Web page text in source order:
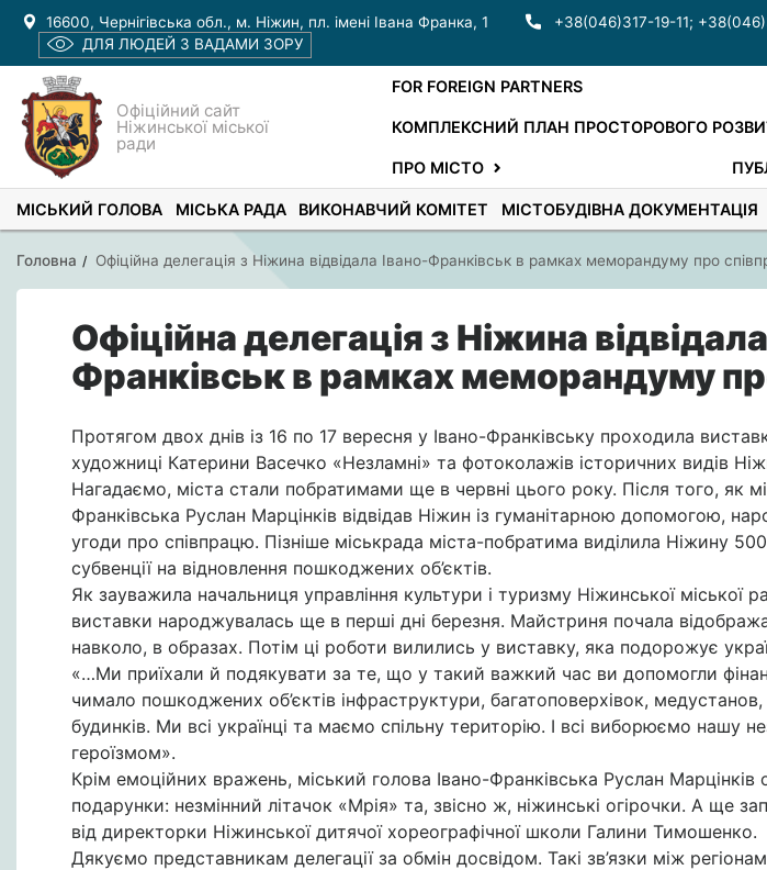
16600, Чернігівська обл., м. Ніжин, пл. імені Івана Франка, 1 +38(046)317-19-11;
ДЛЯ ЛЮДЕЙ З ВАДАМИ ЗОРУ
Офіційний сайт
Ніжинської міської
ради
FOR FOREIGN PARTNERS
КОМПЛЕКСНИЙ ПЛАН ПРОСТОРОВОГО
ПРО МІСТО
МІСЬКИЙ ГОЛОВА МІСЬКА РАДА ВИКОНАВЧИЙ КОМІТЕТ МІСТОБУДІВНА ДОКУМЕНТАЦІЯ
Головна Офіційна делегація з Ніжина відвідала Івано-Франківськ в рамках меморандуму про
Офіційна делегація з Ніжина
Франківськ в рамках меморандуму
Протягом двох днів із 16 по 17 вересня у Івано-Франківську проходила
художниці Катерини Васечко «Незламні» та фотоколажів історичних видів
Нагадаємо, міста стали побратимами ще в червні цього року. Після того, як
Франківська Руслан Марцінків відвідав Ніжин із гуманітарною допомогою,
угоди про співпрацю. Пізніше міськрада міста-побратима виділила Ніжину
субвенції на відновлення пошкоджених об’єктів.
Як зауважила начальниця управління культури і туризму Ніжинської міської
виставки народжувалась ще в перші дні березня. Майстриня почала
навколо, в образах. Потім ці роботи вилились у виставку, яка подорожує
«…Ми приїхали й подякувати за те, що у такий важкий час ви допомогли
чимало пошкоджених об’єктів інфраструктури, багатоповерхівок,
будинків. Ми всі українці та маємо спільну територію. І всі виборюємо нашу
героїзмом».
Крім емоційних вражень, міський голова Івано-Франківська Руслан
подарунки: незмінний літачок «Мрія» та, звісно ж, ніжинські огірочки. А ще
від директорки Ніжинської дитячої хореографічної школи Галини Тимошенко.
Дякуємо представникам делегації за обмін досвідом. Такі зв’язки між